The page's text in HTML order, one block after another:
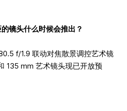
镜头什么时候会推出？
f/1.9 联动对焦散景调控艺术镜
135 mm 艺术镜头现已开放预